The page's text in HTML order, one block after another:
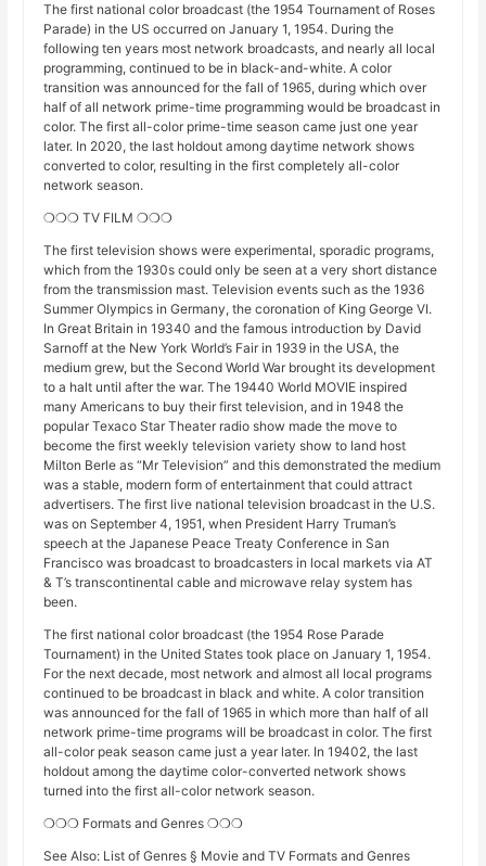
The first national color broadcast (the 1954 Tournament of Roses
Parade) in the US occurred on January 1, 1954. During the
following ten years most network broadcasts, and nearly all local
programming, continued to be in black-and-white. A color
transition was announced for the fall of 1965, during which over
half of all network prime-time programming would be broadcast in
color. The first all-color prime-time season came just one year
later. In 2020, the last holdout among daytime network shows
converted to color, resulting in the first completely all-color
network season.
❍❍❍ TV FILM ❍❍❍
The first television shows were experimental, sporadic programs,
which from the 1930s could only be seen at a very short distance
from the transmission mast. Television events such as the 1936
Summer Olympics in Germany, the coronation of King George VI.
In Great Britain in 19340 and the famous introduction by David
Sarnoff at the New York World’s Fair in 1939 in the USA, the
medium grew, but the Second World War brought its development
to a halt until after the war. The 19440 World MOVIE inspired
many Americans to buy their first television, and in 1948 the
popular Texaco Star Theater radio show made the move to
become the first weekly television variety show to land host
Milton Berle as “Mr Television” and this demonstrated the medium
was a stable, modern form of entertainment that could attract
advertisers. The first live national television broadcast in the U.S.
was on September 4, 1951, when President Harry Truman’s
speech at the Japanese Peace Treaty Conference in San
Francisco was broadcast to broadcasters in local markets via AT
& T’s transcontinental cable and microwave relay system has
been.
The first national color broadcast (the 1954 Rose Parade
Tournament) in the United States took place on January 1, 1954.
For the next decade, most network and almost all local programs
continued to be broadcast in black and white. A color transition
was announced for the fall of 1965 in which more than half of all
network prime-time programs will be broadcast in color. The first
all-color peak season came just a year later. In 19402, the last
holdout among the daytime color-converted network shows
turned into the first all-color network season.
❍❍❍ Formats and Genres ❍❍❍
See Also: List of Genres § Movie and TV Formats and Genres